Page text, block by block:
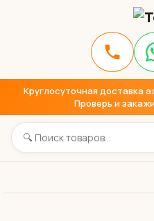
Круглосуточная доставка
Проверь и